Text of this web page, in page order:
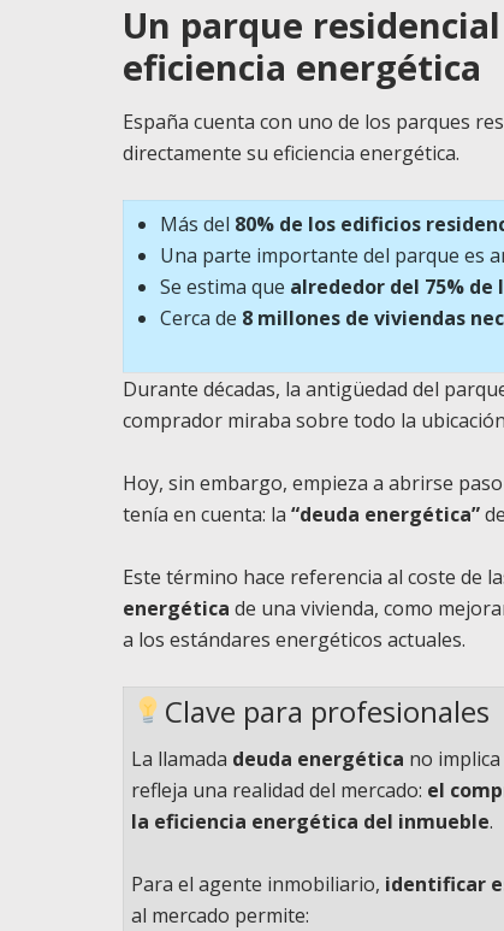
Un parque
eficiencia energética
España cuenta con uno de los parques
directamente su eficiencia energética.
Más del 80% de los edificios
Una parte importante del parque es
Se estima que alrededor del 75%
Cerca de 8 millones de viviendas
Durante décadas, la antigüedad del
comprador miraba sobre todo la
Hoy, sin embargo, empieza a abrirse
tenía en cuenta: la “deuda energética”
Este término hace referencia al coste de
energética de una vivienda, como
a los estándares energéticos actuales.
Clave para profesionales
La llamada deuda energética no
refleja una realidad del mercado: el
la eficiencia energética del inmueble.
Para el agente inmobiliario, identificar
al mercado permite: